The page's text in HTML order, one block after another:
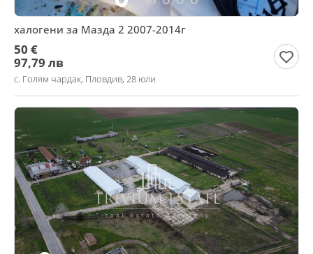
халогени за Мазда 2 2007-2014г
50 €
97,79 лв
с. Голям чардак, Пловдив, 28 юли